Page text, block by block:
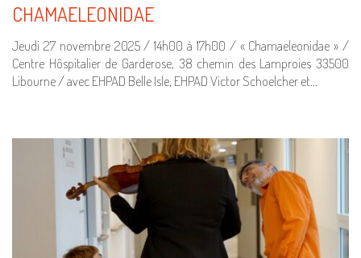
CHAMAELEONIDAE
Jeudi 27 novembre 2025 / 14h00 à 17h00 / « Chamaeleonidae » /
Centre Hôspitalier de Garderose, 38 chemin des Lamproies 33500
Libourne / avec EHPAD Belle Isle, EHPAD Victor Schoelcher et…